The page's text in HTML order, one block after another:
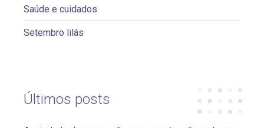
Saúde e cuidados
Setembro lilás
Últimos posts